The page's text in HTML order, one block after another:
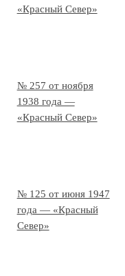
«Красный Север»
№ 257 от ноября
1938 года —
«Красный Север»
№ 125 от июня 1947
года — «Красный
Север»